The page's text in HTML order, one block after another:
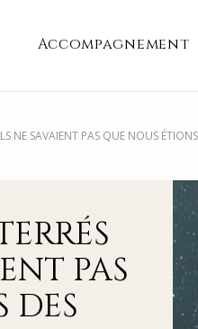
Accompagnement
NE SAVAIENT PAS QUE NOUS
PAS
DES